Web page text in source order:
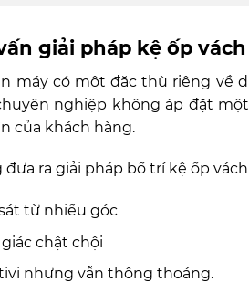
giải pháp kệ ốp
máy có một đặc thù riêng về
nghiệp không áp đặt
của khách hàng.
ra giải pháp bố trí kệ ốp
từ nhiều góc
chật chội
nhưng vẫn thông thoáng.